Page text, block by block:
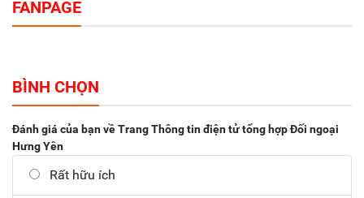
FANPAGE
BÌNH CHỌN
Đánh giá của bạn về Trang Thông tin điện tử tổng hợp Đối ngoại
Hưng Yên
Rất hữu ích